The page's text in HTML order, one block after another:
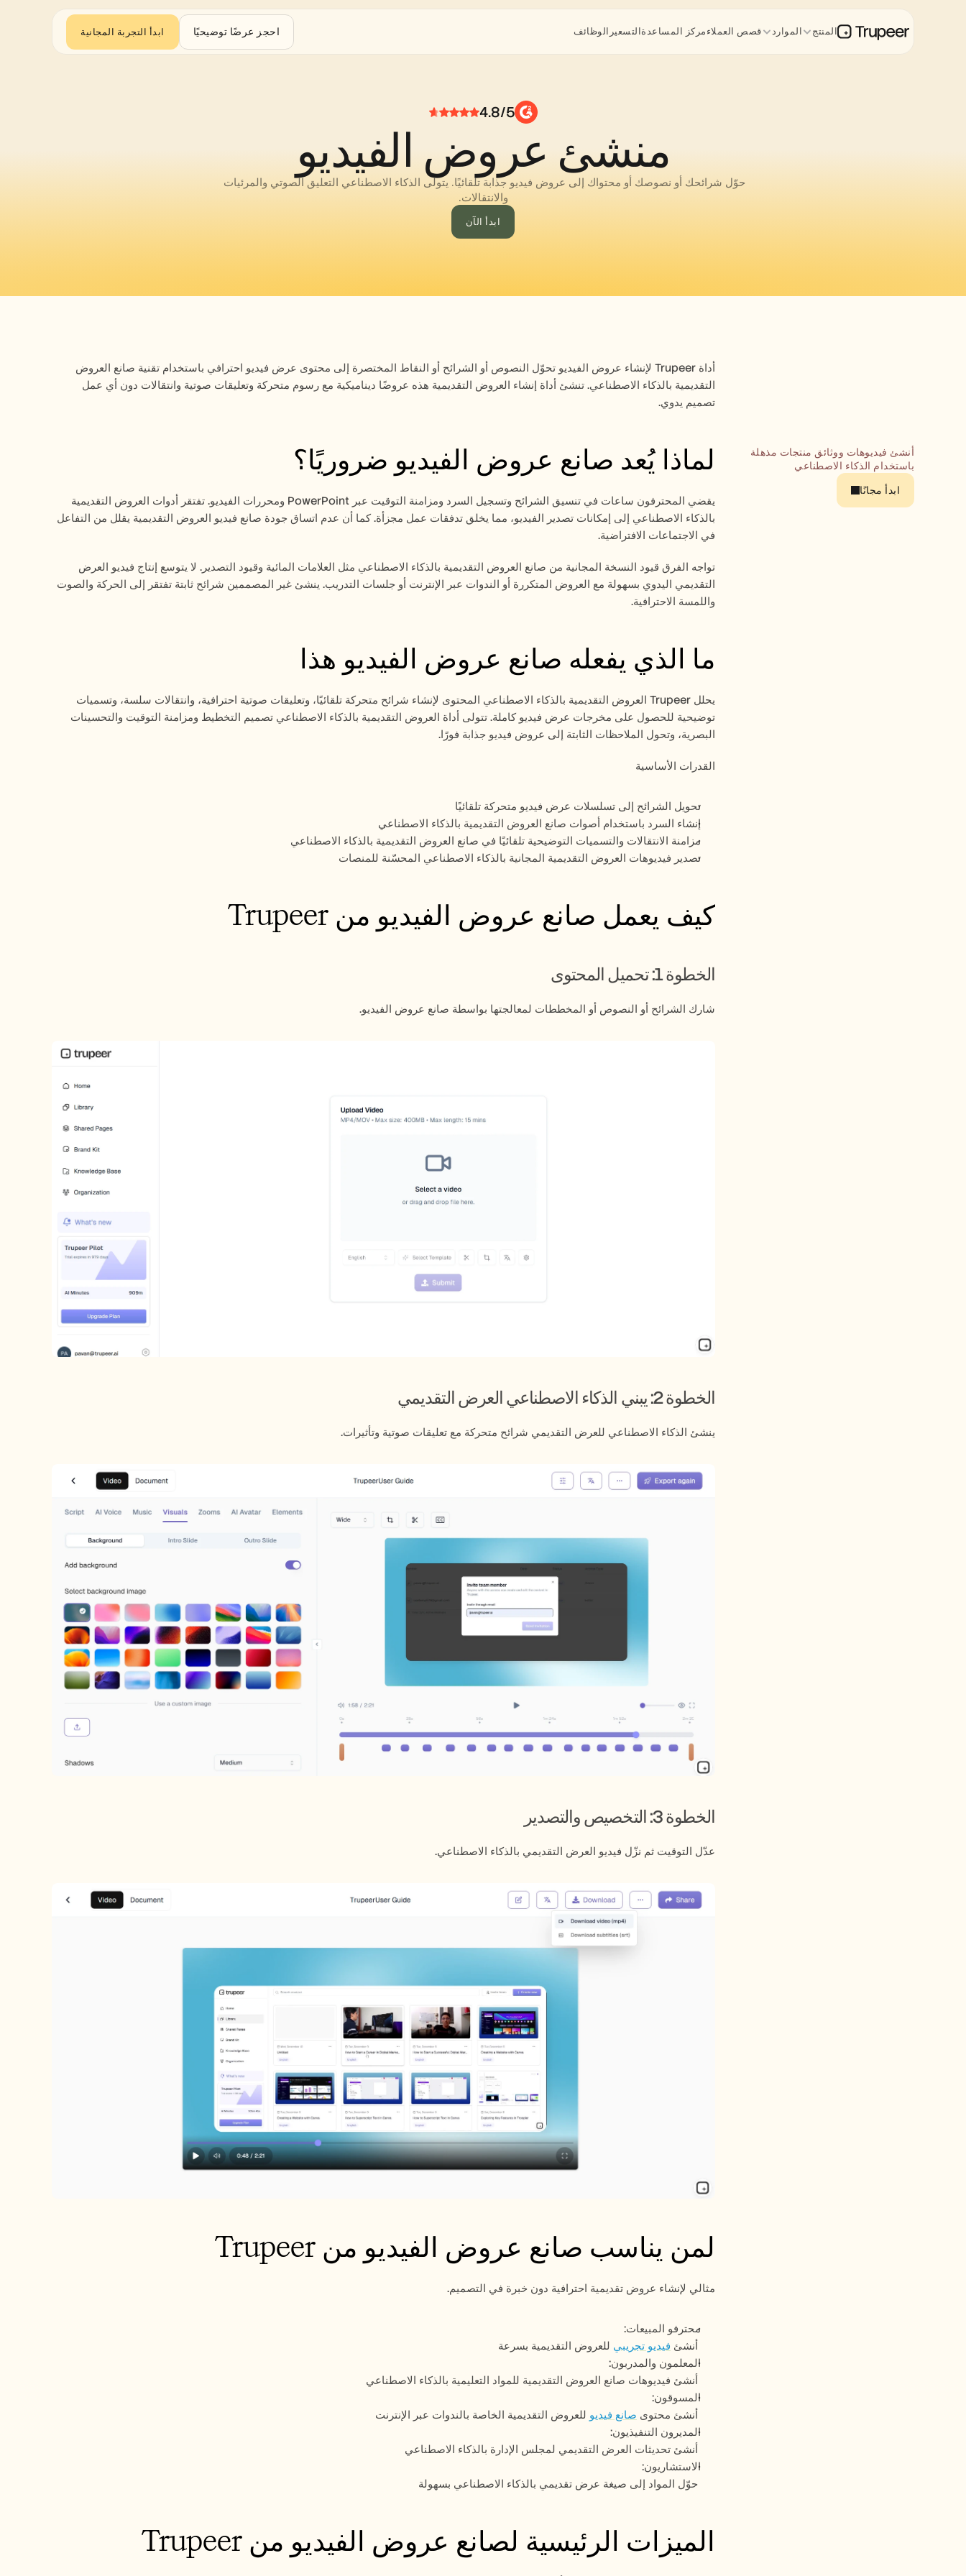
4.8/5
منشئ عروض الفيديو
والانتقالات.
ابدأ الآن
باستخدام الذكاء الاصطناعي
ابدأ مجانًا
تصميم يدوي.
لماذا يُعد صانع عروض الفيديو ضروريًا؟
في الاجتماعات الافتراضية.
واللمسة الاحترافية.
ما الذي يفعله صانع عروض الفيديو هذا
البصرية، وتحول الملاحظات الثابتة إلى عروض فيديو جذابة فورًا.
القدرات الأساسية
تحويل الشرائح إلى تسلسلات عرض فيديو متحركة تلقائيًا
إنشاء السرد باستخدام أصوات صانع العروض التقديمية بالذكاء الاصطناعي
مزامنة الانتقالات والتسميات التوضيحية تلقائيًا في صانع العروض التقديمية بالذكاء الاصطناعي
تصدير فيديوهات العروض التقديمية المجانية بالذكاء الاصطناعي المحسّنة للمنصات
كيف يعمل صانع عروض الفيديو من Trupeer
الخطوة 1: تحميل المحتوى
شارك الشرائح أو النصوص أو المخططات لمعالجتها بواسطة صانع عروض الفيديو.
الخطوة 2: يبني الذكاء الاصطناعي العرض التقديمي
ينشئ الذكاء الاصطناعي للعرض التقديمي شرائح متحركة مع تعليقات صوتية وتأثيرات.
الخطوة 3: التخصيص والتصدير
عدّل التوقيت ثم نزّل فيديو العرض التقديمي بالذكاء الاصطناعي.
لمن يناسب صانع عروض الفيديو من Trupeer
مثالي لإنشاء عروض تقديمية احترافية دون خبرة في التصميم.
محترفو المبيعات:
فيديو تجريبي للعروض التقديمية بسرعة
المعلمون والمدربون:
المسوقون:
صانع فيديو للعروض التقديمية الخاصة بالندوات عبر الإنترنت
المديرون التنفيذيون:
الاستشاريون:
الميزات الرئيسية لصانع عروض الفيديو من Trupeer
المنتج الموارد قصص العملاءمركز المساعدةالتسعير الوظائف احجز عرضًا توضيحيًا ابدأ التجربة المجانية